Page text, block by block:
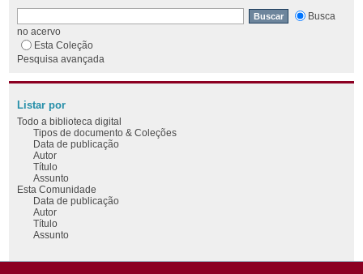
Busca
no acervo
Esta Coleção
Pesquisa avançada
Listar por
Todo a biblioteca digital
Tipos de documento & Coleções
Data de publicação
Autor
Título
Assunto
Esta Comunidade
Data de publicação
Autor
Título
Assunto